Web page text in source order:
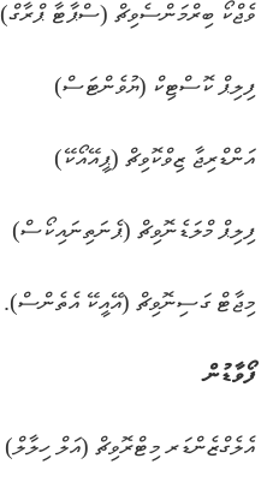
ވެޖްކޯ ބިރްމަންސެވިޗް (ސްޕާޓާ ޕްރާގް)
ފިލިޕް ކޮސްޓިކް (ޔުވެންޓަސް)
އަންޑްރިޖާ ޒިވްކޮވިޗް (ޕީއޭއޯކޭ)
ފިލިޕް މްލަޑެނޮވިޗް (ޕެނަތިނައިކޯސް)
މިޖާޓް ގަސިނޮވިޗް (އޭއީކޭ އެތެންސް).
ފޯވާޑުން
އެލެގްޒެންޑަރ މިޓްރޮވިޗް (އަލް ހިލާލް)